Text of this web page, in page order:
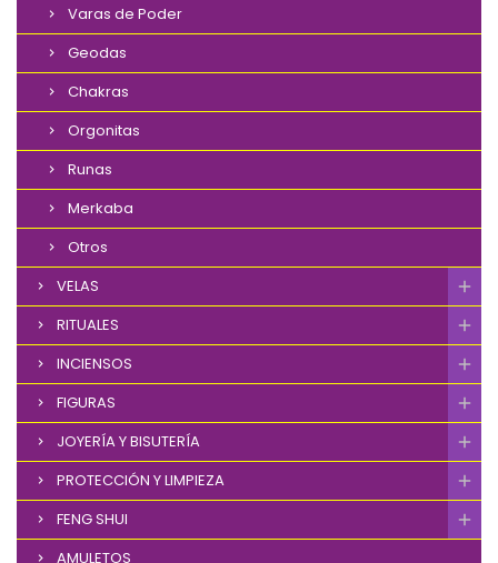
Varas de Poder
Geodas
Chakras
Orgonitas
Runas
Merkaba
Otros
VELAS
RITUALES
INCIENSOS
FIGURAS
JOYERÍA Y BISUTERÍA
PROTECCIÓN Y LIMPIEZA
FENG SHUI
AMULETOS